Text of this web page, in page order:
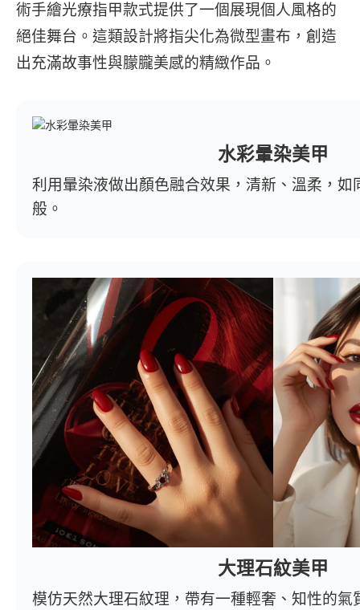
術手繪光療指甲款式提供了一個展現個人風格的
絕佳舞台。這類設計將指尖化為微型畫布，創造
出充滿故事性與朦朧美感的精緻作品。
水彩暈染美甲
利用暈染液做出顏色融合效果，清新、溫柔，如
般。
大理石紋美甲
模仿天然大理石紋理，帶有一種輕奢、知性的氣